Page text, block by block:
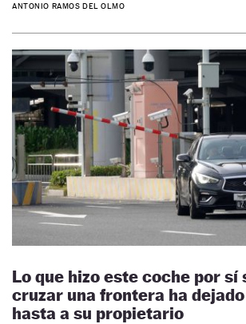
ANTONIO RAMOS DEL OLMO
Lo que hizo este coche por sí
cruzar una frontera ha
hasta a su propietario